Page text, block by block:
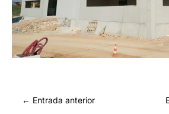
← Entrada anterior